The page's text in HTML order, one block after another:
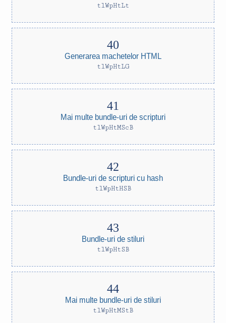
tlWpHtLt
Generarea machetelor HTML
tlWpHtLG
Mai multe bundle-uri de scripturi
tlWpHtMScB
Bundle-uri de scripturi cu hash
tlWpHtHSB
Bundle-uri de stiluri
tlWpHtSB
Mai multe bundle-uri de stiluri
tlWpHtMStB